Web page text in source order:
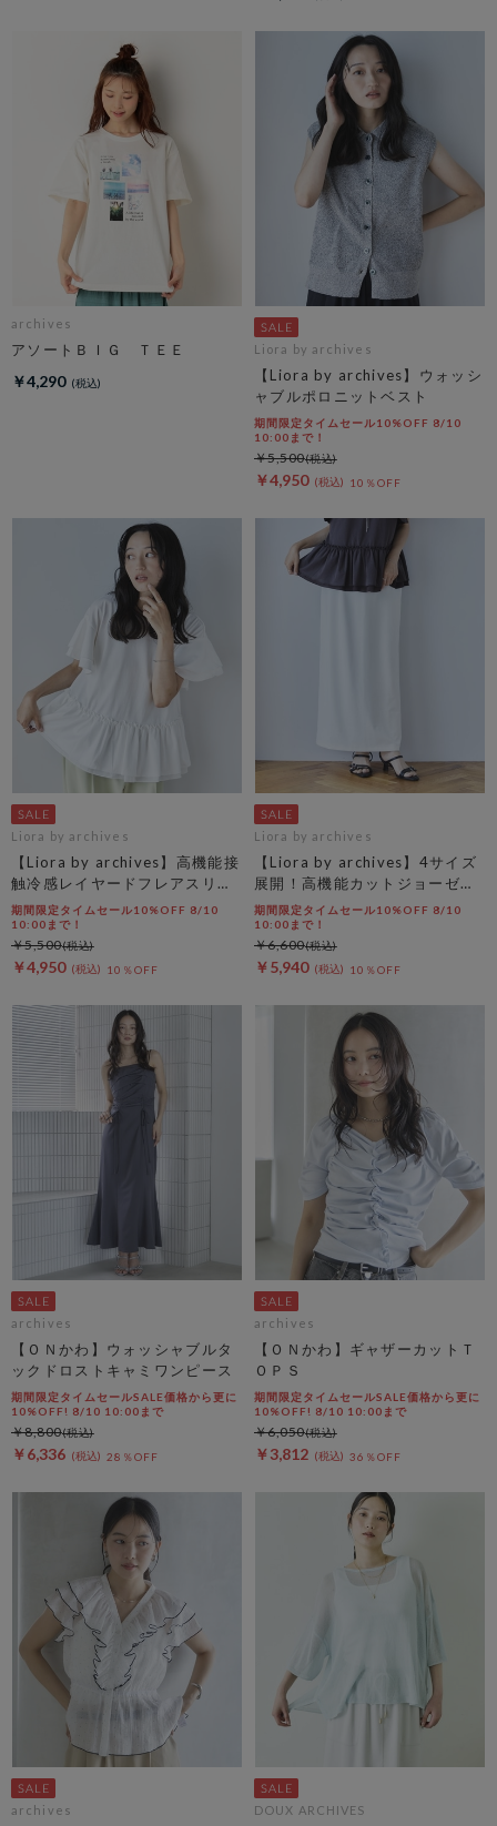
archives
アソートＢＩＧ ＴＥＥ
￥4,290
Liora by archives
【Liora by archives】ウォッシ
ャブルポロニットベスト
期間限定タイムセール10%OFF 8/10
10:00まで！
￥4,950 10％OFF
￥5,500
Liora by archives
【Liora by archives】高機能接
触冷感レイヤードフレアスリー
ブＴＥＥ
期間限定タイムセール10%OFF 8/10
10:00まで！
￥4,950 10％OFF
￥5,500
Liora by archives
【Liora by archives】4サイズ
展開！高機能カットジョーゼッ
トスカート
期間限定タイムセール10%OFF 8/10
10:00まで！
￥5,940 10％OFF
￥6,600
archives
【ＯＮかわ】ウォッシャブルタ
ックドロストキャミワンピース
期間限定タイムセールSALE価格から更に
10%OFF! 8/10 10:00まで
￥6,336 28％OFF
￥8,800
archives
【ＯＮかわ】ギャザーカットＴ
ＯＰＳ
期間限定タイムセールSALE価格から更に
10%OFF! 8/10 10:00まで
￥3,812 36％OFF
￥6,050
archives DOUX ARCHIVES